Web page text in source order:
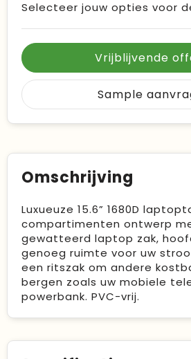
Selecteer jouw opties voor
Vrijblijvende
Sample
Omschrijving
Luxueuze 15.6” 1680D
compartimenten ontwerp
gewatteerd laptop zak,
genoeg ruimte voor uw
een ritszak om andere
bergen zoals uw mobiele
powerbank. PVC-vrij.